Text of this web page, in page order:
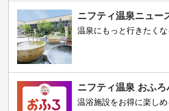
ニフティ温泉ニュー
温泉にもっと行きたく
ニフティ温泉 おふろ
温浴施設をお得に楽し